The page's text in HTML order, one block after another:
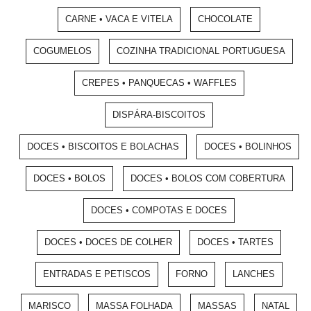
CARNE • VACA E VITELA CHOCOLATE
COGUMELOS COZINHA TRADICIONAL PORTUGUESA
CREPES • PANQUECAS • WAFFLES
DISPÁRA-BISCOITOS
DOCES • BISCOITOS E BOLACHAS DOCES • BOLINHOS
DOCES • BOLOS DOCES • BOLOS COM COBERTURA
DOCES • COMPOTAS E DOCES
DOCES • DOCES DE COLHER DOCES • TARTES
ENTRADAS E PETISCOS FORNO LANCHES
MARISCO MASSA FOLHADA MASSAS NATAL